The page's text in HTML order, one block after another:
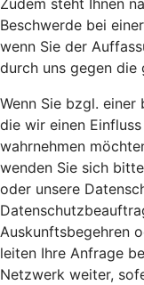
Zudem steht Ihnen
Beschwerde bei
wenn Sie der
durch uns gegen die
Wenn Sie bzgl.
die wir einen
wahrnehmen
wenden Sie sich
oder unsere
Auskunftsbegehren
leiten Ihre Anfrage
Netzwerk weiter,